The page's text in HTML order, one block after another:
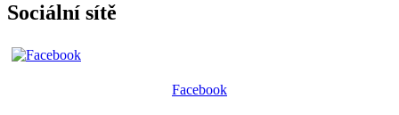
Sociální sítě
Facebook